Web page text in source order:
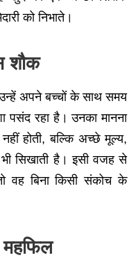
को निभाते।
शौक
अपने बच्चों के साथ समय
पसंद रहा है। उनका मानना
होती, बल्कि अच्छे मूल्य,
सिखाती है। इसी वजह से
वह बिना किसी संकोच के
महफिल